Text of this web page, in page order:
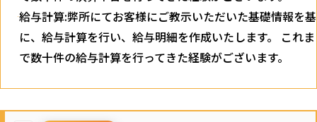
給与計算:弊所にてお客様にご教示いただいた基礎情報を基
に、給与計算を行い、給与明細を作成いたします。 これま
で数十件の給与計算を行ってきた経験がございます。